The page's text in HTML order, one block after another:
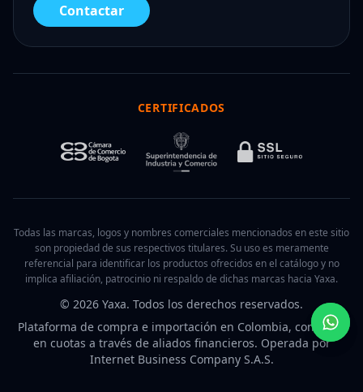
Contactar
CERTIFICADOS
Todas las marcas, logos y nombres comerciales mencionados en este sitio
son propiedad de sus respectivos titulares. Su uso es meramente
referencial para identificar los productos ofrecidos en el catálogo y no
implica afiliación, patrocinio ni respaldo de dichas marcas hacia Yaxa.
© 2026 Yaxa. Todos los derechos reservados.
Plataforma de compra e importación en Colombia, con pago
en cuotas a través de aliados financieros. Operada por
Internet Business Company S.A.S.